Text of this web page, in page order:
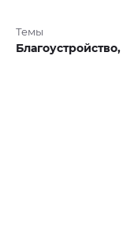
Темы
Благоустройство,